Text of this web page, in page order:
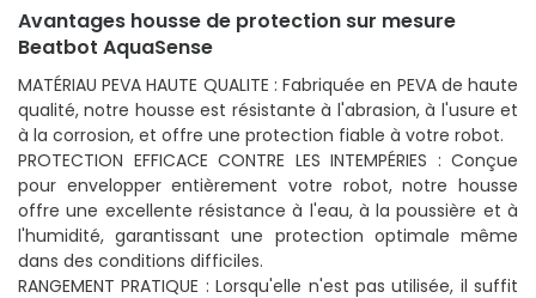
Avantages housse de protection sur mesure
Beatbot AquaSense
MATÉRIAU PEVA HAUTE QUALITE : Fabriquée en PEVA de haute
qualité, notre housse est résistante à l'abrasion, à l'usure et
à la corrosion, et offre une protection fiable à votre robot.
PROTECTION EFFICACE CONTRE LES INTEMPÉRIES : Conçue
pour envelopper entièrement votre robot, notre housse
offre une excellente résistance à l'eau, à la poussière et à
l'humidité, garantissant une protection optimale même
dans des conditions difficiles.
RANGEMENT PRATIQUE : Lorsqu'elle n'est pas utilisée, il suffit